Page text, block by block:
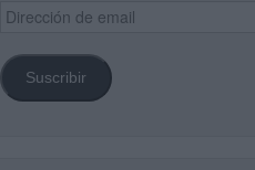
Dirección
de
Suscribir